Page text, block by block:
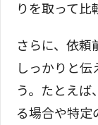
りを取って比
さらに、依
しっかりと
う。たとえ
る場合や特定